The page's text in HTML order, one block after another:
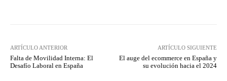
ARTÍCULO ANTERIOR
Falta de Movilidad Interna: El
Desafío Laboral en España
ARTÍCULO SIGUIENTE
El auge del ecommerce en España y
su evolución hacia el 2024